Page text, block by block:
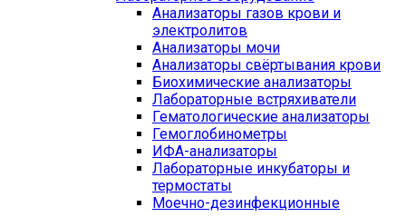
Анализаторы газов крови и
электролитов
Анализаторы мочи
Анализаторы свёртывания крови
Биохимические анализаторы
Лабораторные встряхиватели
Гематологические анализаторы
Гемоглобинометры
ИФА-анализаторы
Лабораторные инкубаторы и
термостаты
Моечно-дезинфекционные